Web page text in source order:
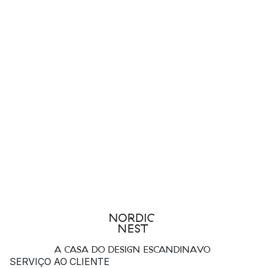
A CASA DO DESIGN ESCANDINAVO
SERVIÇO AO CLIENTE